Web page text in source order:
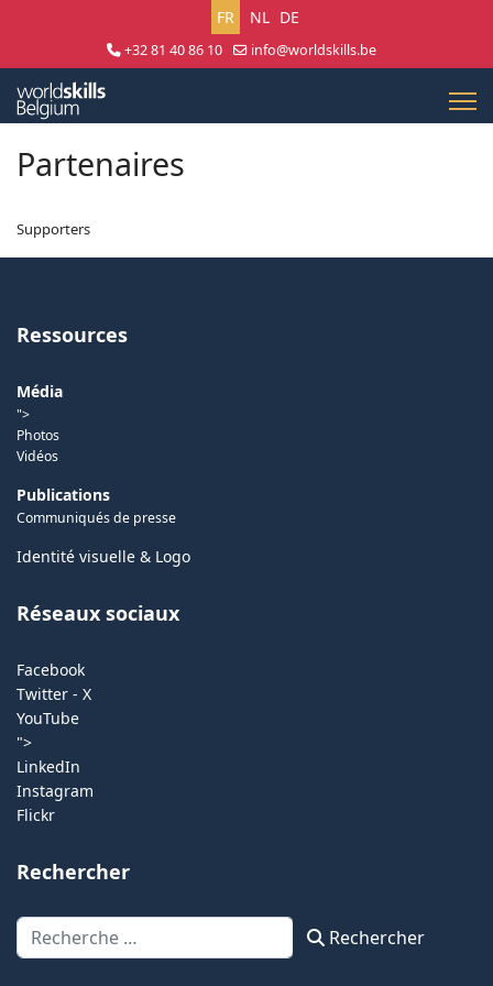
Sélectionnez votre langue
FR NL DE
+32 81 40 86 10
info@worldskills.be
Partenaires
Supporters
Ressources
Média
">
Photos
Vidéos
Publications
Communiqués de presse
Identité visuelle & Logo
Réseaux sociaux
Facebook
Twitter - X
YouTube
">
LinkedIn
Instagram
Flickr
Rechercher
Rechercher Rechercher